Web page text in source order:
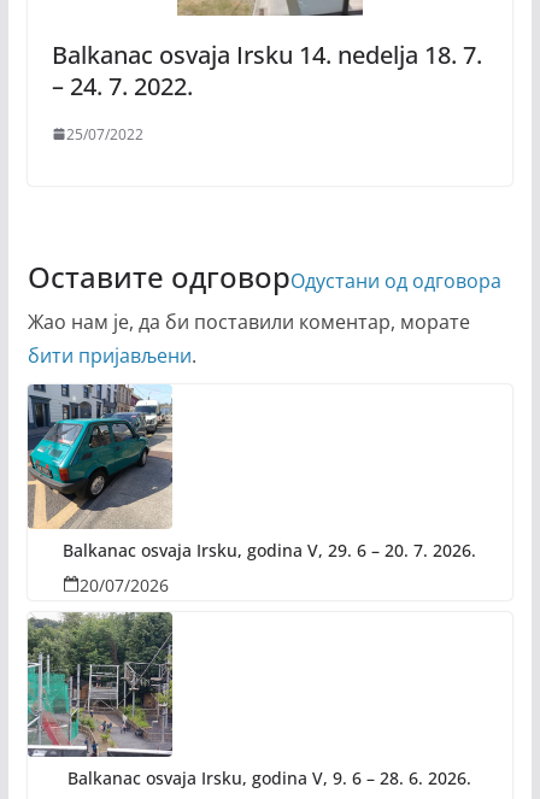
Balkanac osvaja Irsku 14. nedelja 18. 7.
– 24. 7. 2022.
25/07/2022
Оставите одговорОдустани од одговора
Жао нам је, да би поставили коментар, морате
бити пријављени.
Balkanac osvaja Irsku, godina V, 29. 6 – 20. 7. 2026.
20/07/2026
Balkanac osvaja Irsku, godina V, 9. 6 – 28. 6. 2026.